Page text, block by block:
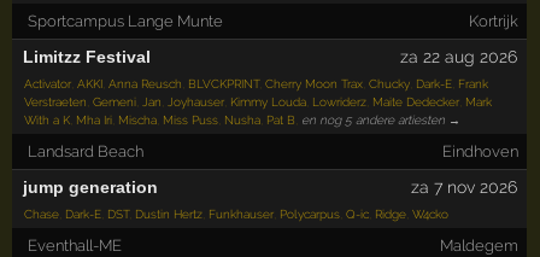
Sportcampus Lange Munte Kortrijk
Limitzz Festival za 22 aug 2026
Activator ,AKKI ,Anna Reusch BLVCKPRINT,Cherry Moon Trax ,Chucky Dark-E Frank
Verstraeten ,Gemeni Jan Joyhauser Kimmy Louda Lowriderz Maite Dedecker Mark
With a K Mha Iri Mischa Miss Puss Nusha Pat B en nog 5 andere artiesten →
Landsard Beach Eindhoven
jump generation za 7 nov 2026
Chase Dark-E DST, Dustin Hertz Funkhauser Polycarpus ,Q-ic Ridge ,W4cko
Eventhall-ME Maldegem